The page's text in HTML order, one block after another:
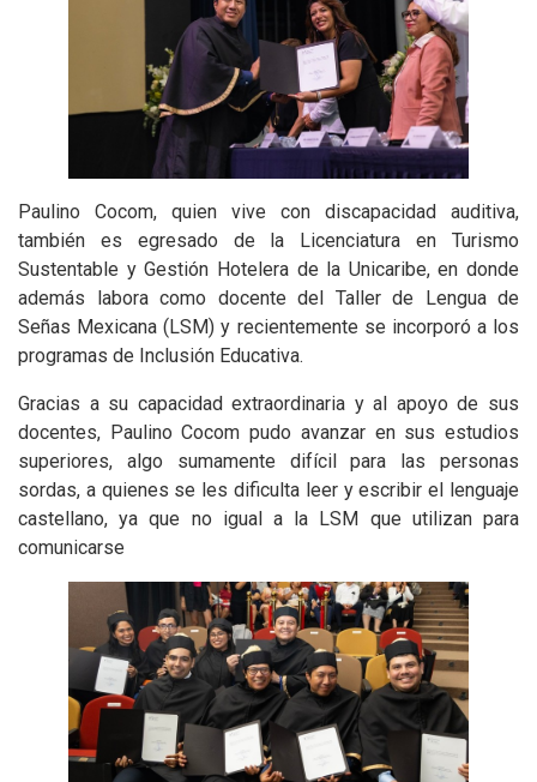
Paulino Cocom, quien vive con discapacidad auditiva,
también es egresado de la Licenciatura en Turismo
Sustentable y Gestión Hotelera de la Unicaribe, en donde
además labora como docente del Taller de Lengua de
Señas Mexicana (LSM) y recientemente se incorporó a los
programas de Inclusión Educativa.
Gracias a su capacidad extraordinaria y al apoyo de sus
docentes, Paulino Cocom pudo avanzar en sus estudios
superiores, algo sumamente difícil para las personas
sordas, a quienes se les dificulta leer y escribir el lenguaje
castellano, ya que no igual a la LSM que utilizan para
comunicarse